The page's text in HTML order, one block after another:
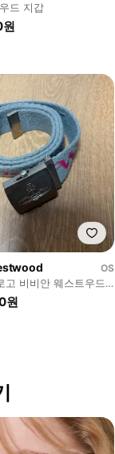
드 지갑
OS
고 비비안 웨스트우드
플레이트 버클 웹 벨트
원